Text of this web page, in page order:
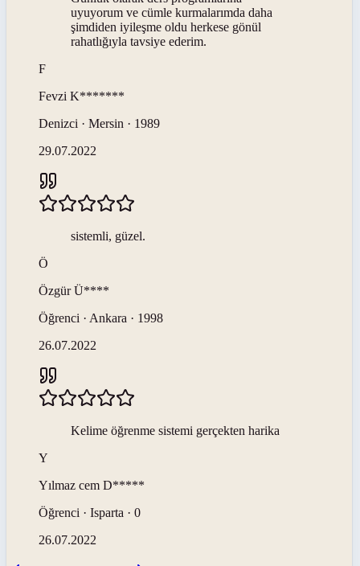
uyuyorum ve cümle kurmalarımda daha
şimdiden iyileşme oldu herkese gönül
rahatlığıyla tavsiye ederim.
F
Fevzi K*******
Denizci · Mersin · 1989
29.07.2022
sistemli, güzel.
Ö
Özgür Ü****
Öğrenci · Ankara · 1998
26.07.2022
Kelime öğrenme sistemi gerçekten harika
Y
Yılmaz cem D*****
Öğrenci · Isparta · 0
26.07.2022